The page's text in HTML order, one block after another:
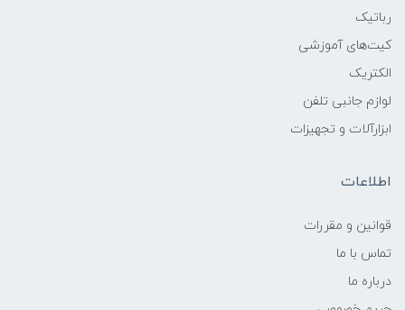
رباتیک
کیت‌های آموزشی
الکتریک
لوازم جانبی تلفن
ابزارآلات و تجهیزات
اطلاعات
قوانين و مقررات
تماس با ما
درباره ما